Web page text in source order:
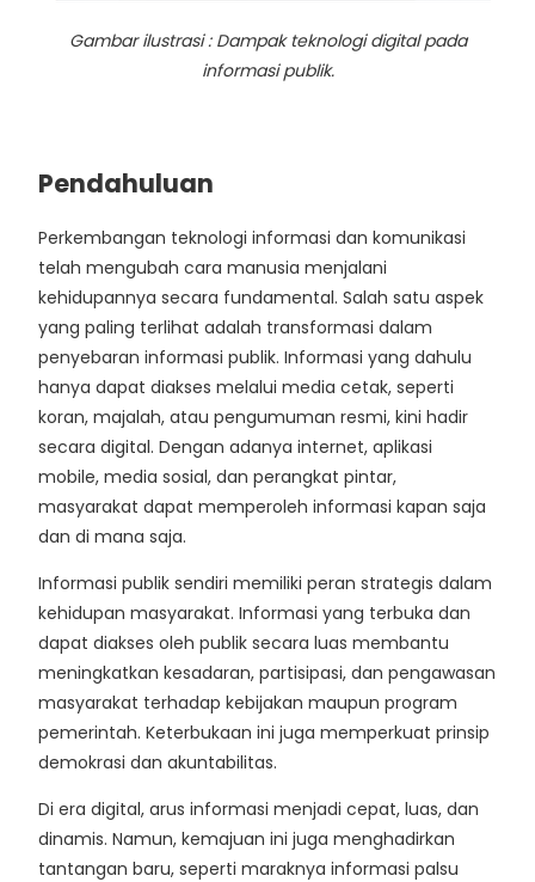
Gambar ilustrasi : Dampak teknologi digital pada
informasi publik.
Pendahuluan
Perkembangan teknologi informasi dan komunikasi
telah mengubah cara manusia menjalani
kehidupannya secara fundamental. Salah satu aspek
yang paling terlihat adalah transformasi dalam
penyebaran informasi publik. Informasi yang dahulu
hanya dapat diakses melalui media cetak, seperti
koran, majalah, atau pengumuman resmi, kini hadir
secara digital. Dengan adanya internet, aplikasi
mobile, media sosial, dan perangkat pintar,
masyarakat dapat memperoleh informasi kapan saja
dan di mana saja.
Informasi publik sendiri memiliki peran strategis dalam
kehidupan masyarakat. Informasi yang terbuka dan
dapat diakses oleh publik secara luas membantu
meningkatkan kesadaran, partisipasi, dan pengawasan
masyarakat terhadap kebijakan maupun program
pemerintah. Keterbukaan ini juga memperkuat prinsip
demokrasi dan akuntabilitas.
Di era digital, arus informasi menjadi cepat, luas, dan
dinamis. Namun, kemajuan ini juga menghadirkan
tantangan baru, seperti maraknya informasi palsu